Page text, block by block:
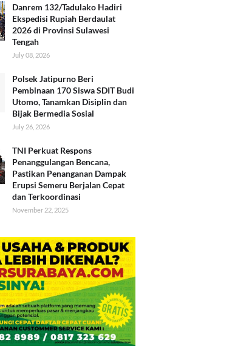
Danrem 132/Tadulako Hadiri
Ekspedisi Rupiah Berdaulat
2026 di Provinsi Sulawesi
Tengah
July 08, 2026
Polsek Jatipurno Beri
Pembinaan 170 Siswa SDIT Budi
Utomo, Tanamkan Disiplin dan
Bijak Bermedia Sosial
July 26, 2026
TNI Perkuat Respons
Penanggulangan Bencana,
Pastikan Penanganan Dampak
Erupsi Semeru Berjalan Cepat
dan Terkoordinasi
November 22, 2025